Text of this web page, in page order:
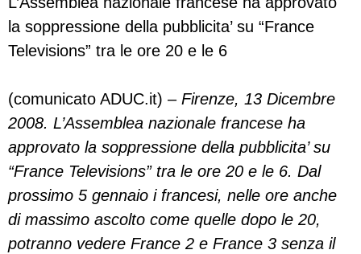
la soppressione della pubblicita’ su “France
Televisions” tra le ore 20 e le 6
(comunicato ADUC.it) – Firenze, 13 Dicembre
2008. L’Assemblea nazionale francese ha
approvato la soppressione della pubblicita’ su
“France Televisions” tra le ore 20 e le 6. Dal
prossimo 5 gennaio i francesi, nelle ore anche
di massimo ascolto come quelle dopo le 20,
potranno vedere France 2 e France 3 senza il